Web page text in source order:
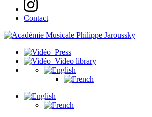
Contact
Press
Video library